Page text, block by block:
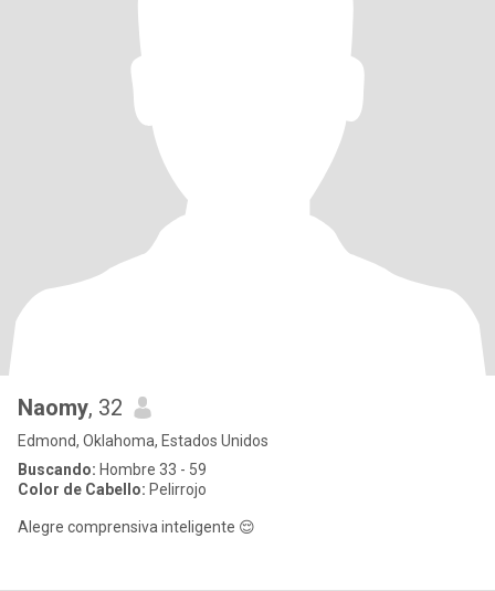
Naomy, 32
Edmond, Oklahoma, Estados Unidos
Buscando: Hombre 33 - 59
Color de Cabello: Pelirrojo
Alegre comprensiva inteligente 😌